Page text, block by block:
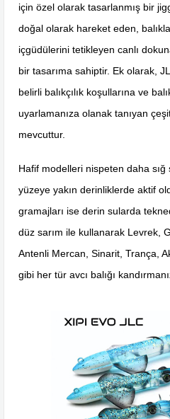
için özel olarak tasarlanmış bir
doğal olarak hareket eden,
içgüdülerini tetikleyen canlı
bir tasarıma sahiptir. Ek olarak,
belirli balıkçılık koşullarına ve
uyarlamanıza olanak tanıyan
mevcuttur.
Hafif modelleri nispeten daha sığ
yüzeye yakın derinliklerde aktif
gramajları ise derin sularda
düz sarım ile kullanarak Levrek,
Antenli Mercan, Sinarit, Trança,
gibi her tür avcı balığı